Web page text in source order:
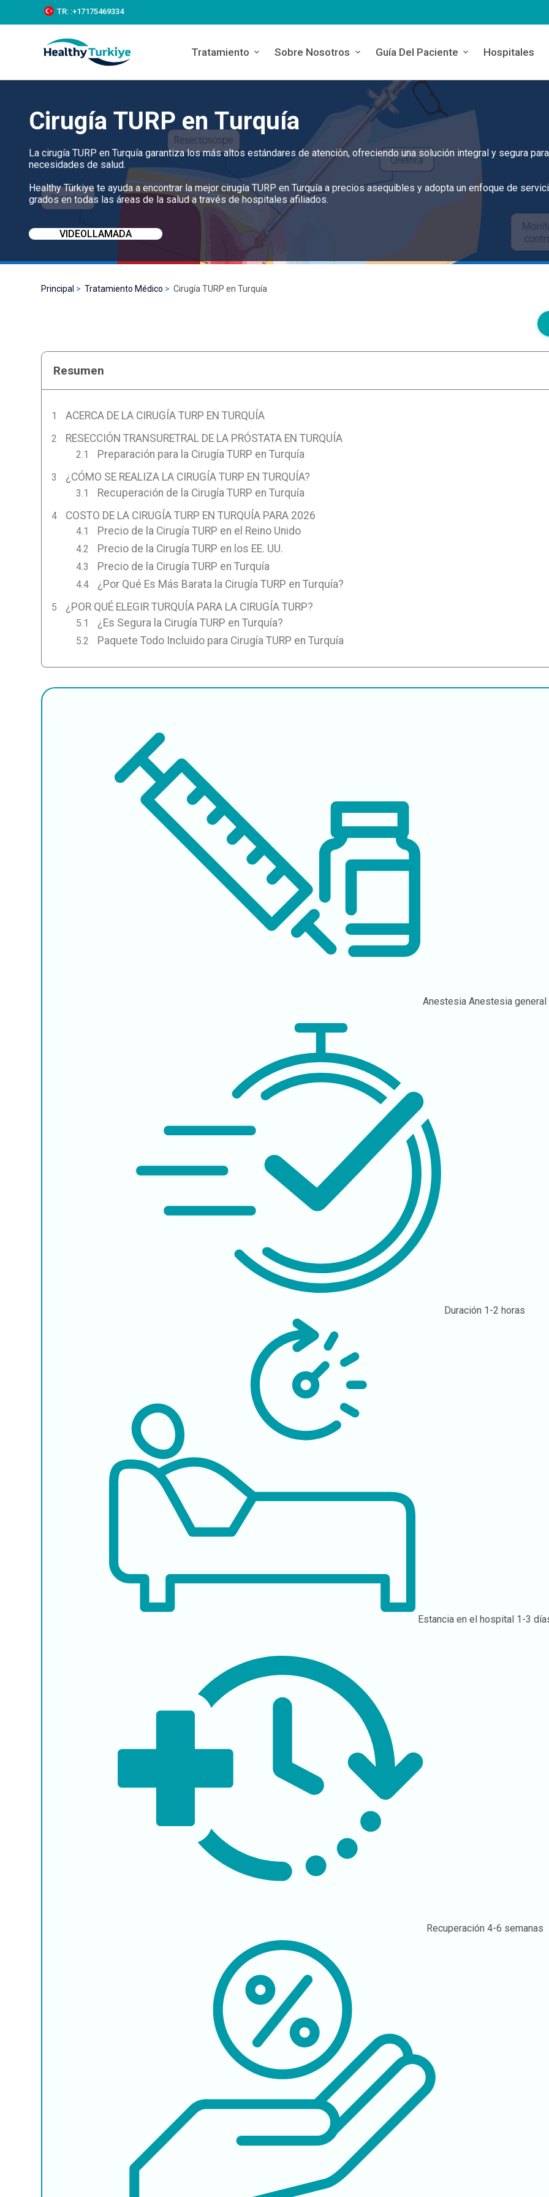
k
c
TR: :+‪17175469334‬
Tratamiento Sobre Nosotros Guía Del Paciente Hospitales
Cirugía TURP en Turquía
La cirugía TURP en Turquía garantiza los más altos estándares de atención, ofreciendo una solución integral y segura
necesidades de salud.
Healthy Türkiye te ayuda a encontrar la mejor cirugía TURP en Turquía a precios asequibles y adopta un enfoque de
grados en todas las áreas de la salud a través de hospitales afiliados.
VIDEOLLAMADA
Principal Tratamiento Médico Cirugía TURP en Turquía
Resumen
ACERCA DE LA CIRUGÍA TURP EN TURQUÍA
RESECCIÓN TRANSURETRAL DE LA PRÓSTATA EN TURQUÍA
Preparación para la Cirugía TURP en Turquía
¿CÓMO SE REALIZA LA CIRUGÍA TURP EN TURQUÍA?
Recuperación de la Cirugía TURP en Turquía
COSTO DE LA CIRUGÍA TURP EN TURQUÍA PARA 2026
Precio de la Cirugía TURP en el Reino Unido
Precio de la Cirugía TURP en los EE. UU.
Precio de la Cirugía TURP en Turquía
¿Por Qué Es Más Barata la Cirugía TURP en Turquía?
¿POR QUÉ ELEGIR TURQUÍA PARA LA CIRUGÍA TURP?
¿Es Segura la Cirugía TURP en Turquía?
Paquete Todo Incluido para Cirugía TURP en Turquía
AnestesiaAnestesia general
Duración 1-2 horas
Estancia en el hospital 1-3
Recuperación 4-6 semanas